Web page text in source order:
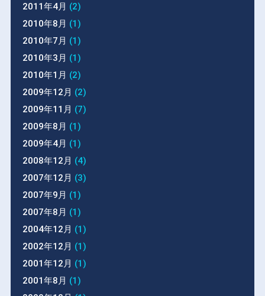
2011年4月 (2)
2010年8月 (1)
2010年7月 (1)
2010年3月 (1)
2010年1月 (2)
2009年12月 (2)
2009年11月 (7)
2009年8月 (1)
2009年4月 (1)
2008年12月 (4)
2007年12月 (3)
2007年9月 (1)
2007年8月 (1)
2004年12月 (1)
2002年12月 (1)
2001年12月 (1)
2001年8月 (1)